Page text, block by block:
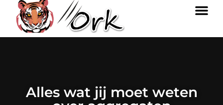
Alles wat jij moet weten